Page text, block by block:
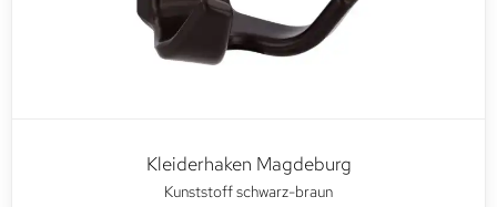
Kleiderhaken Magdeburg
Kunststoff schwarz-braun